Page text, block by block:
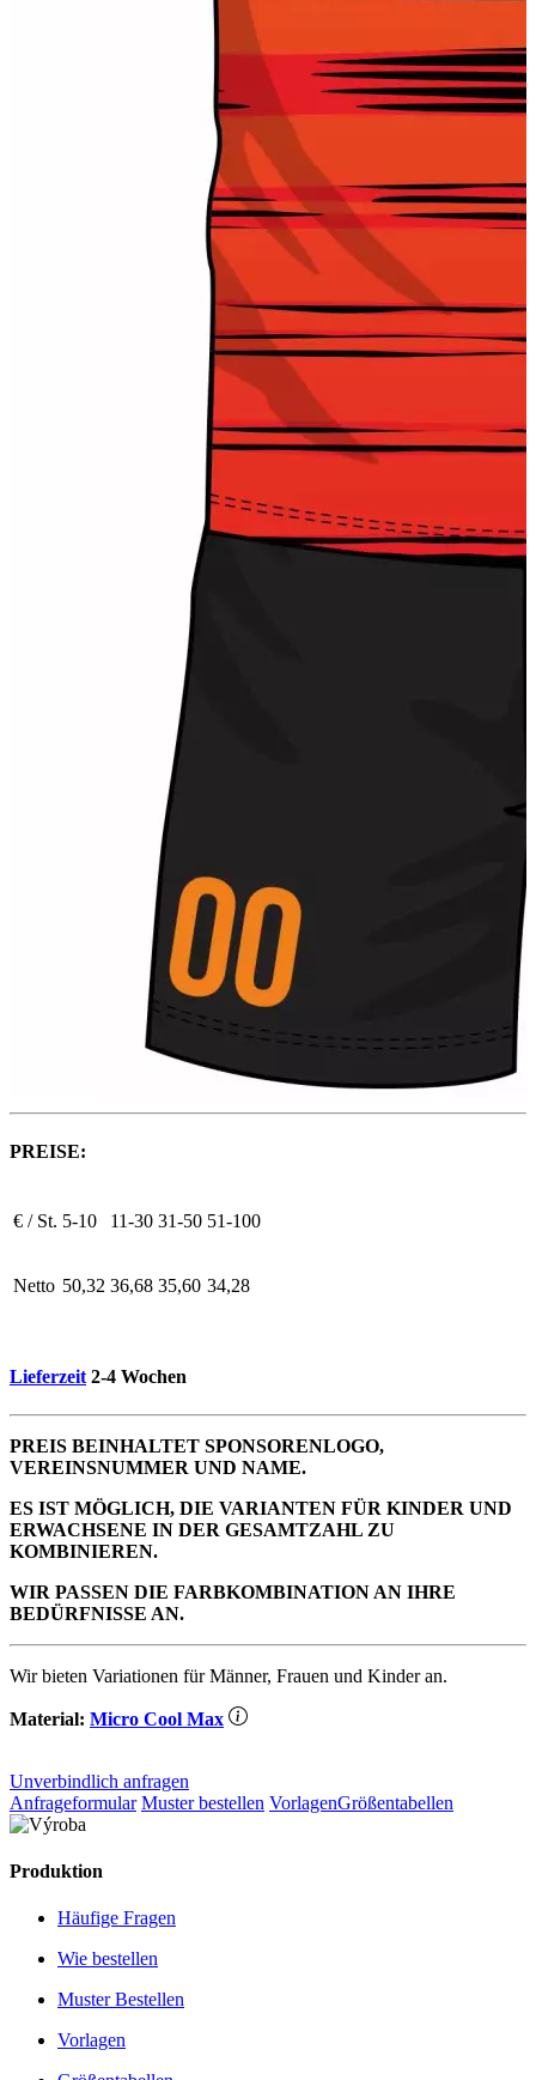
PREISE:
€ / St. 5-10 11-30 31-50 51-100
Netto 50,32 36,68 35,60 34,28
Lieferzeit 2-4 Wochen
PREIS BEINHALTET SPONSORENLOGO,
VEREINSNUMMER UND NAME.
ES IST MÖGLICH, DIE VARIANTEN FÜR KINDER UND
ERWACHSENE IN DER GESAMTZAHL ZU
KOMBINIEREN.
WIR PASSEN DIE FARBKOMBINATION AN IHRE
BEDÜRFNISSE AN.
Wir bieten Variationen für Männer, Frauen und Kinder an.
Material: Micro Cool Max
Unverbindlich anfragen
Anfrageformular Muster bestellen VorlagenGrößentabellen
Produktion
Häufige Fragen
Wie bestellen
Muster Bestellen
Vorlagen